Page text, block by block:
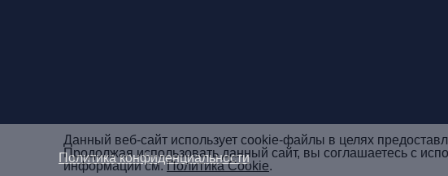
Политика конфиденциальности
Данный веб-сайт использует cookie-файлы в целях
Продолжая использовать данный сайт, вы соглашаетесь с
информации см.Политика Cookie.